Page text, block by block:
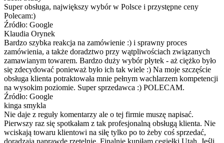
Super obsługa, największy wybór w Polsce i przystępne ceny
Polecam:)
Źródło: Google
Klaudia Orynek
Bardzo szybka reakcja na zamówienie :) i sprawny proces
zamówienia, a także doradztwo przy wątpliwościach związanych
zamawianym towarem. Bardzo duży wybór płytek - aż ciężko było
się zdecydować ponieważ było ich tak wiele :) Na moje szczęście
obsługa klienta potraktowała mnie pełnym wachlarzem kompetencji
na wysokim poziomie. Super sprzedawca :) POLECAM.
Źródło: Google
kinga smykla
Nie daje z reguły komentarzy ale o tej firmie muszę napisać.
Pierwszy raz się spotkałam z tak profesjonalną obsługą klienta. Nie
wciskają towaru klientowi na siłę tylko po to żeby coś sprzedać,
doradzają naprawdę rzetelnie. Finalnie kupiłam cegiełki Utah. Jeśli